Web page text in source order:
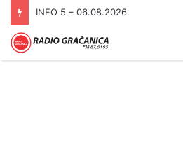
INFO 5 – 06.08.2026.